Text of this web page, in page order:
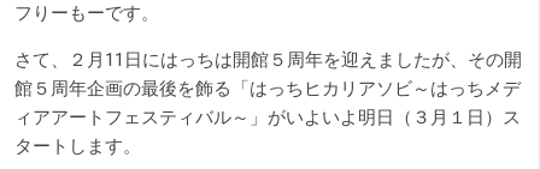
フりーもーです。
さて、２月11日にはっちは開館５周年を迎えましたが、その開
館５周年企画の最後を飾る「はっちヒカリアソビ～はっちメデ
ィアアートフェスティバル～」がいよいよ明日（３月１日）ス
タートします。